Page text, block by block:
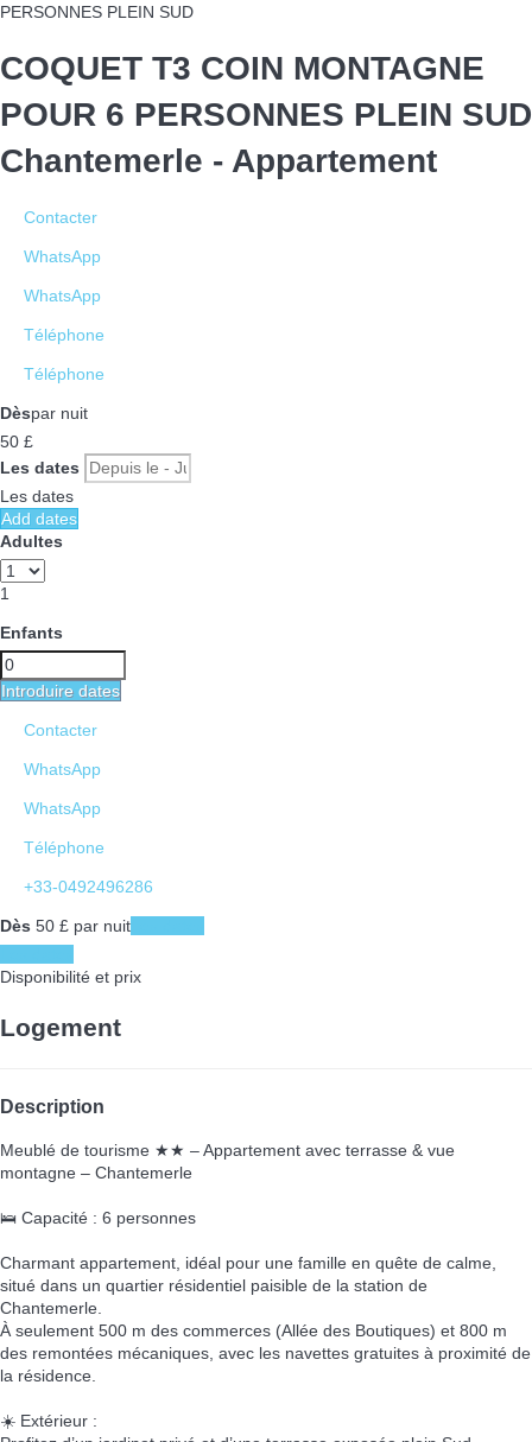
PERSONNES PLEIN SUD
COQUET T3 COIN MONTAGNE
POUR 6 PERSONNES PLEIN SUD
Chantemerle - Appartement
Contacter
WhatsApp
WhatsApp
Téléphone
Téléphone
Dèspar nuit
50 £
Les dates
Les dates
Add dates
Adultes
1
Enfants
Introduire dates
Contacter
WhatsApp
WhatsApp
Téléphone
+33-0492496286
Dès 50 £ par nuit
Disponibilité et prix
Logement
Description
Meublé de tourisme ★★ – Appartement avec terrasse & vue
montagne – Chantemerle
🛌 Capacité : 6 personnes
Charmant appartement, idéal pour une famille en quête de calme,
situé dans un quartier résidentiel paisible de la station de
Chantemerle.
À seulement 500 m des commerces (Allée des Boutiques) et 800 m
des remontées mécaniques, avec les navettes gratuites à proximité de
la résidence.
☀️ Extérieur :